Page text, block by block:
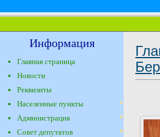
Информация
Главная страница
Новости
Реквизиты
Населенные пункты
Администрация
Совет депутатов